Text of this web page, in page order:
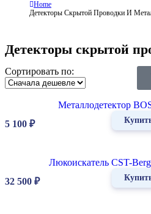
Home
Детекторы Скрытой Проводки И
Детекторы скрытой
Сортировать по:
Металлодетектор
5 100 ₽
Люкоискатель CST-
32 500 ₽